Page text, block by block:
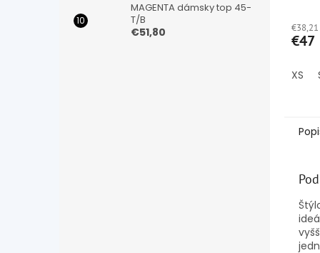
MAGENTA dámsky top 45-
T/B
€51,80
je
z
€38,21
€47
XS